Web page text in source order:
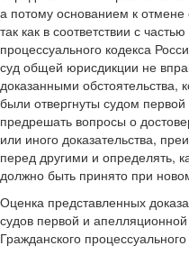
а потому основанием к отмене
так как в соответствии с
процессуального кодекса
суд общей юрисдикции не
доказанными
были отвергнуты судом
предрешать вопросы о
или иного доказательства,
перед другими и определять,
должно быть принято при
Оценка представленных
судов первой и
Гражданского